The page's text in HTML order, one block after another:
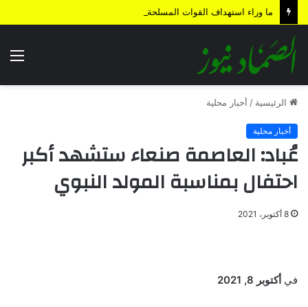
ما وراء استهداف القوات المسلحة اليمنية لمنطقة المخا المحتلة؟
الرئيسية / أخبار محلية
أخبار محلية
عُباد: العاصمة صنعاء ستشهد أكبر
احتفال بمناسبة المولد النبوي
8 أكتوبر، 2021
في أكتوبر 8, 2021